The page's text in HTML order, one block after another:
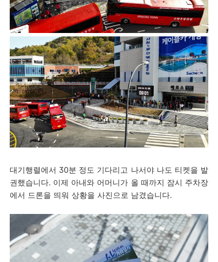
대기행렬에서 30분 정도 기다리고 나서야 나도 티켓을 발
권했습니다. 이제 아내와 어머니가 올 때까지 잠시 주차장
에서 드론을 띄워 상황을 사진으로 남겼습니다.